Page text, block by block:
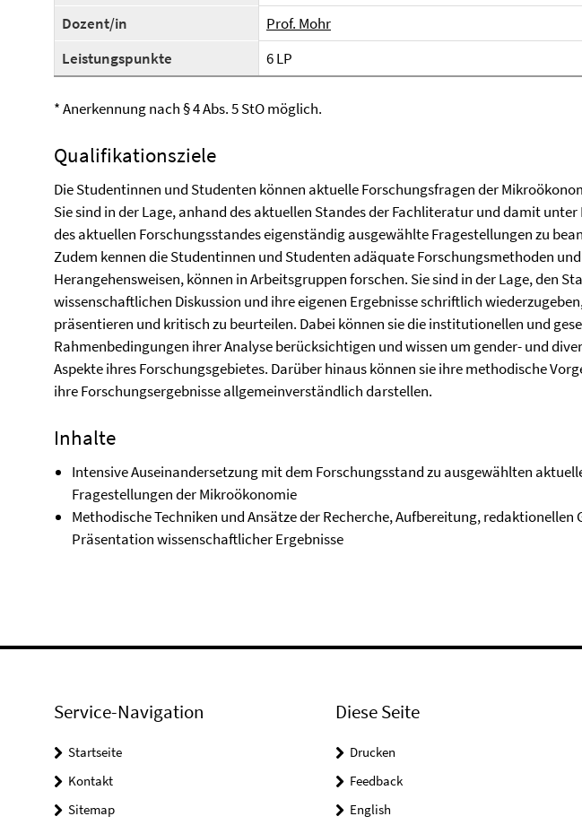
Dozent/in
Prof. Mohr
Leistungspunkte
6 LP
* Anerkennung nach § 4 Abs. 5 StO möglich.
Qualifikationsziele
Die Studentinnen und Studenten können aktuelle Forschungsfragen der
Sie sind in der Lage, anhand des aktuellen Standes der Fachliteratur und damit unter
des aktuellen Forschungsstandes eigenständig ausgewählte Fragestellungen zu
Zudem kennen die Studentinnen und Studenten adäquate Forschungsmethoden und
Herangehensweisen, können in Arbeitsgruppen forschen. Sie sind in der Lage, den
wissenschaftlichen Diskussion und ihre eigenen Ergebnisse schriftlich
präsentieren und kritisch zu beurteilen. Dabei können sie die institutionellen und
Rahmenbedingungen ihrer Analyse berücksichtigen und wissen um gender- und
Aspekte ihres Forschungsgebietes. Darüber hinaus können sie ihre methodische
ihre Forschungsergebnisse allgemeinverständlich darstellen.
Inhalte
Intensive Auseinandersetzung mit dem Forschungsstand zu ausgewählten
Fragestellungen der Mikroökonomie
Methodische Techniken und Ansätze der Recherche, Aufbereitung, redaktionellen
Präsentation wissenschaftlicher Ergebnisse
Service-Navigation
Startseite
Kontakt
Sitemap
Diese Seite
Drucken
Feedback
English